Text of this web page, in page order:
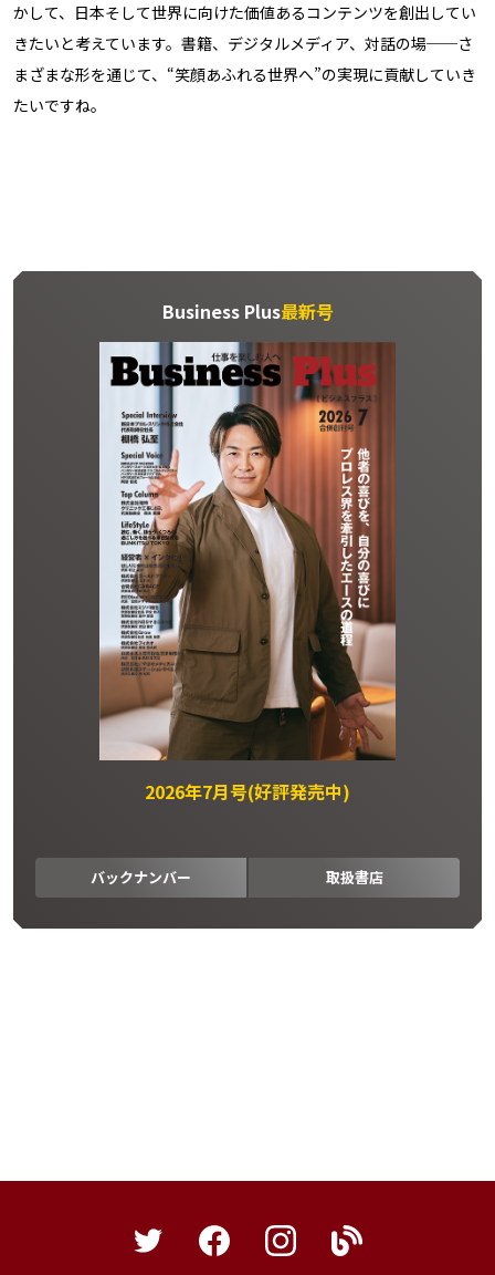
かして、日本そして世界に向けた価値あるコンテンツを創出してい
きたいと考えています。書籍、デジタルメディア、対話の場──さ
まざまな形を通じて、“笑顔あふれる世界へ”の実現に貢献していき
たいですね。
Business Plus最新号
2026年7月号(好評発売中)
バックナンバー 取扱書店